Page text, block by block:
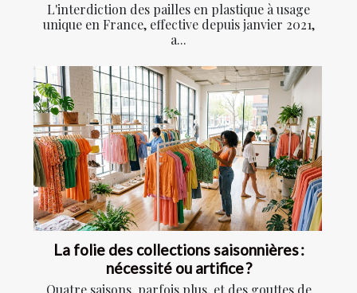
L'interdiction des pailles en plastique à usage
unique en France, effective depuis janvier 2021,
a...
La folie des collections saisonnières :
nécessité ou artifice ?
Quatre saisons, parfois plus, et des gouttes de